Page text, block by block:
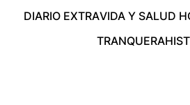
DIARIO EXTRAVIDA Y SALUD
TRANQUERA